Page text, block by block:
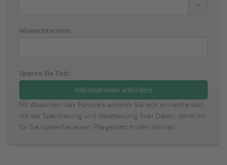
Wunschtermin:
Sparen Sie Zeit:
Mit Absenden des Fomulars erklären Sie sich einverstanden
mit der Speicherung und Verarbeitung Ihrer Daten, damit wir
für Sie kostenfrei einen Pflegeplatz finden können.